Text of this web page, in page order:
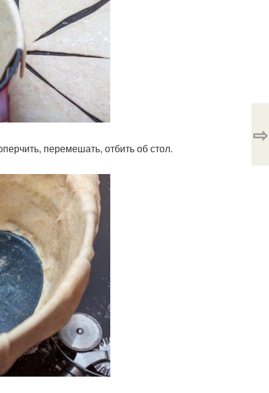
перемешать, отбить об стол.
⇨